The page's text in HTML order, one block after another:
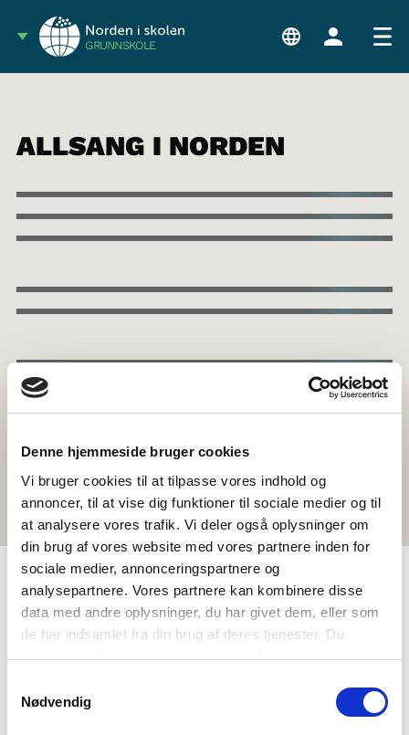
Denne hjemmeside bruger cookies
Vi bruger cookies til at tilpasse vores indhold og
annoncer, til at vise dig funktioner til sociale medier og til
at analysere vores trafik. Vi deler også oplysninger om
din brug af vores website med vores partnere inden for
sociale medier, annonceringspartnere og
analysepartnere. Vores partnere kan kombinere disse
data med andre oplysninger, du har givet dem, eller som
de har indsamlet fra din brug af deres tjenester. Du
samtykker til vores cookies, hvis du fortsætter med at
Nødvendig
GRUNNSKOLE
TAGS
Språk
Aktivitetsforslag
Nordisk kulturforståelse
Kunnskap om nordisk språk
ALLSANG I NORDEN